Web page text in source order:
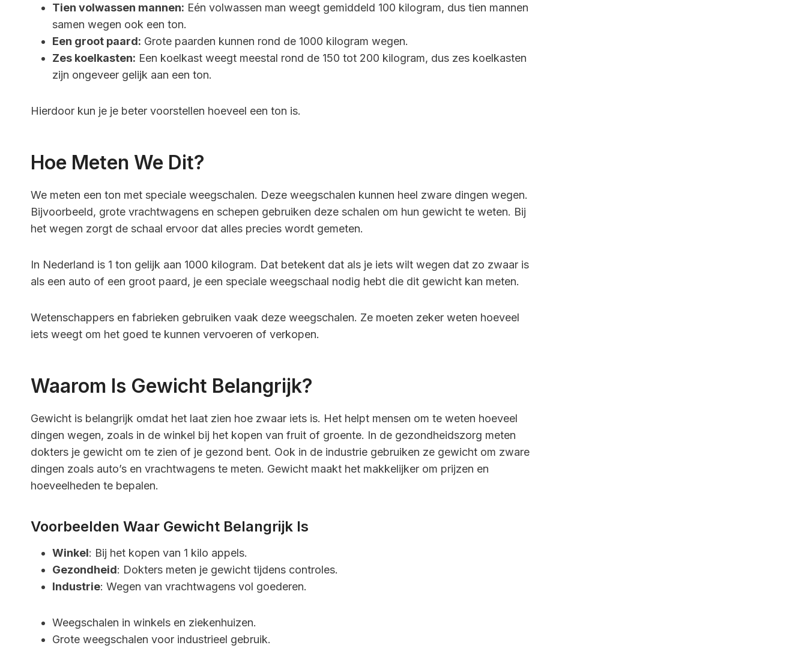
Tien volwassen mannen: Eén volwassen man weegt gemiddeld 100 kilogram, dus tien mannen
samen wegen ook een ton.
Een groot paard: Grote paarden kunnen rond de 1000 kilogram wegen.
Zes koelkasten: Een koelkast weegt meestal rond de 150 tot 200 kilogram, dus zes koelkasten
zijn ongeveer gelijk aan een ton.
Hierdoor kun je je beter voorstellen hoeveel een ton is.
Hoe Meten We Dit?
We meten een ton met speciale weegschalen. Deze weegschalen kunnen heel zware dingen wegen.
Bijvoorbeeld, grote vrachtwagens en schepen gebruiken deze schalen om hun gewicht te weten. Bij
het wegen zorgt de schaal ervoor dat alles precies wordt gemeten.
In Nederland is 1 ton gelijk aan 1000 kilogram. Dat betekent dat als je iets wilt wegen dat zo zwaar is
als een auto of een groot paard, je een speciale weegschaal nodig hebt die dit gewicht kan meten.
Wetenschappers en fabrieken gebruiken vaak deze weegschalen. Ze moeten zeker weten hoeveel
iets weegt om het goed te kunnen vervoeren of verkopen.
Waarom Is Gewicht Belangrijk?
Gewicht is belangrijk omdat het laat zien hoe zwaar iets is. Het helpt mensen om te weten hoeveel
dingen wegen, zoals in de winkel bij het kopen van fruit of groente. In de gezondheidszorg meten
dokters je gewicht om te zien of je gezond bent. Ook in de industrie gebruiken ze gewicht om zware
dingen zoals auto’s en vrachtwagens te meten. Gewicht maakt het makkelijker om prijzen en
hoeveelheden te bepalen.
Voorbeelden Waar Gewicht Belangrijk Is
Winkel: Bij het kopen van 1 kilo appels.
Gezondheid: Dokters meten je gewicht tijdens controles.
Industrie: Wegen van vrachtwagens vol goederen.
Weegschalen in winkels en ziekenhuizen.
Grote weegschalen voor industrieel gebruik.